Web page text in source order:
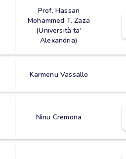
Prof. Hassan
Mohammed T. Zaza
(Università ta'
Alexandria)
Karmenu Vassallo
Ninu Cremona